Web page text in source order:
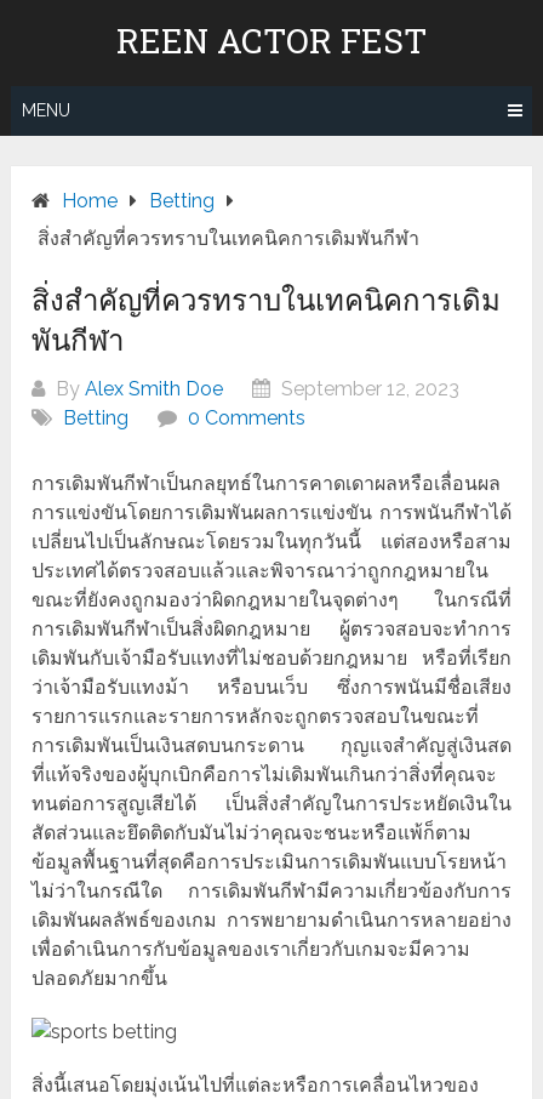
REEN ACTOR FEST
MENU
Home
Betting
สิ่งสำคัญที่ควรทราบในเทคนิคการเดิมพันกีฬา
สิ่งสำคัญที่ควรทราบในเทคนิคการเดิม
พันกีฬา
ByAlex Smith Doe
September 12, 2023
Betting
0 Comments
การเดิมพันกีฬาเป็นกลยุทธ์ในการคาดเดาผลหรือเลื่อนผล
การแข่งขันโดยการเดิมพันผลการแข่งขัน การพนันกีฬาได้
เปลี่ยนไปเป็นลักษณะโดยรวมในทุกวันนี้ แต่สองหรือสาม
ประเทศได้ตรวจสอบแล้วและพิจารณาว่าถูกกฎหมายใน
ขณะที่ยังคงถูกมองว่าผิดกฎหมายในจุดต่างๆ ในกรณีที่
การเดิมพันกีฬาเป็นสิ่งผิดกฎหมาย ผู้ตรวจสอบจะทำการ
เดิมพันกับเจ้ามือรับแทงที่ไม่ชอบด้วยกฎหมาย หรือที่เรียก
ว่าเจ้ามือรับแทงม้า หรือบนเว็บ ซึ่งการพนันมีชื่อเสียง
รายการแรกและรายการหลักจะถูกตรวจสอบในขณะที่
การเดิมพันเป็นเงินสดบนกระดาน กุญแจสำคัญสู่เงินสด
ที่แท้จริงของผู้บุกเบิกคือการไม่เดิมพันเกินกว่าสิ่งที่คุณจะ
ทนต่อการสูญเสียได้ เป็นสิ่งสำคัญในการประหยัดเงินใน
สัดส่วนและยึดติดกับมันไม่ว่าคุณจะชนะหรือแพ้ก็ตาม
ข้อมูลพื้นฐานที่สุดคือการประเมินการเดิมพันแบบโรยหน้า
ไม่ว่าในกรณีใด การเดิมพันกีฬามีความเกี่ยวข้องกับการ
เดิมพันผลลัพธ์ของเกม การพยายามดำเนินการหลายอย่าง
เพื่อดำเนินการกับข้อมูลของเราเกี่ยวกับเกมจะมีความ
ปลอดภัยมากขึ้น
สิ่งนี้เสนอโดยมุ่งเน้นไปที่แต่ละหรือการเคลื่อนไหวของ